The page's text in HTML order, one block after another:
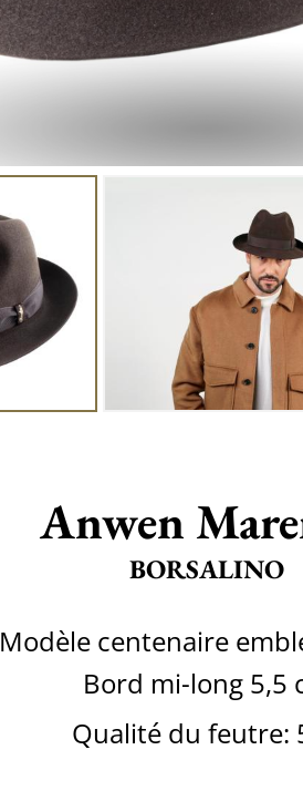
Anwen
BORSALINO
Modèle centenaire
Bord mi-long 5,5
Qualité du feutre: